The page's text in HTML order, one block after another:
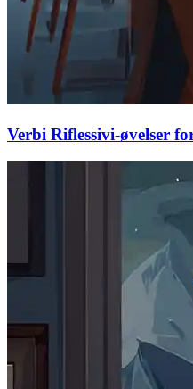
Verbi Riflessivi-øvelser